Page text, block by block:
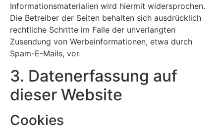
Informationsmaterialien wird hiermit widersprochen.
Die Betreiber der Seiten behalten sich ausdrücklich
rechtliche Schritte im Falle der unverlangten
Zusendung von Werbeinformationen, etwa durch
Spam-E-Mails, vor.
3. Datenerfassung auf
dieser Website
Cookies